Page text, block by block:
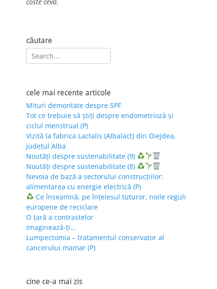
căutare
Search
for:
cele mai recente articole
Mituri demontate despre SPF
Tot ce trebuie să știți despre endometrioză și
ciclul menstrual (P)
Vizită la fabrica Lactalis (Albalact) din Oiejdea,
județul Alba
Noutăți despre sustenabilitate (9)
Noutăți despre sustenabilitate (8)
Nevoia de bază a sectorului construcțiilor:
alimentarea cu energie electrică (P)
Ce înseamnă, pe înțelesul tuturor, noile reguli
europene de reciclare
O țară a contrastelor
Imaginează-ți…
Lumpectomia – tratamentul conservator al
cancerului mamar (P)
cine ce-a mai zis